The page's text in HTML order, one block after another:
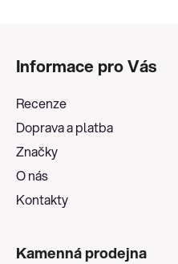
Informace pro Vás
Recenze
Doprava a platba
Značky
O nás
Kontakty
Kamenná prodejna